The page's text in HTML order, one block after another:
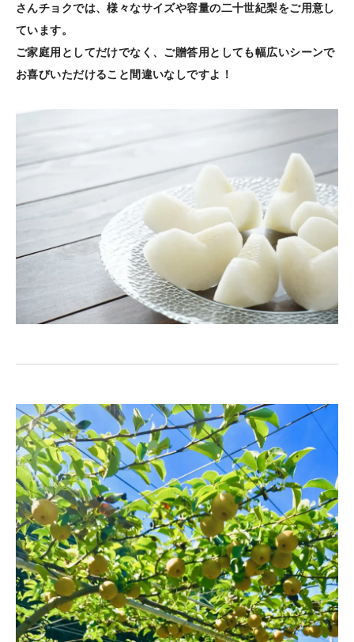
さんチョクでは、様々なサイズや容量の二十世紀梨をご用意し
ています。
ご家庭用としてだけでなく、ご贈答用としても幅広いシーンで
お喜びいただけること間違いなしですよ！